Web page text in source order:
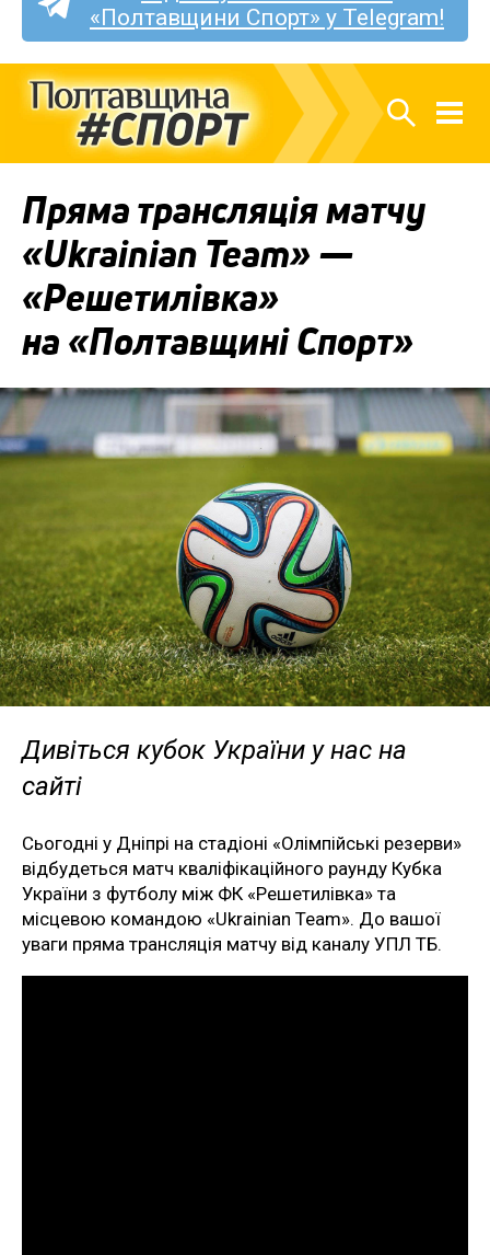
«Полтавщини Спорт» у Telegram!
Пряма трансляція матчу
«Ukrainian Team» —
«Решетилівка»
на «Полтавщині Спорт»
Дивіться кубок України у нас на
сайті
Сьогодні у Дніпрі на стадіоні «Олімпійські резерви»
відбудеться матч кваліфікаційного раунду Кубка
України з футболу між ФК «Решетилівка» та
місцевою командою «Ukrainian Team». До вашої
уваги пряма трансляція матчу від каналу УПЛ ТБ.